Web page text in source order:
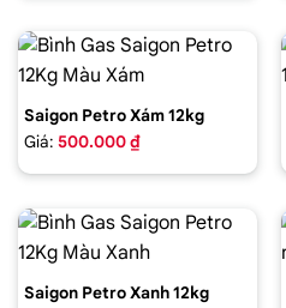
Saigon Petro Xám 12kg
Giá: 500.000 ₫
Saigon Petro Xanh 12kg